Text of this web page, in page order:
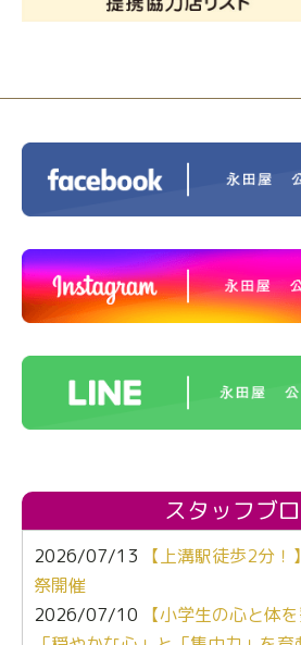
ントホテル東京町田
スタッフブ
2026/07/13
【上溝駅徒歩2分
祭開催
2026/07/10
【小学生の心と体